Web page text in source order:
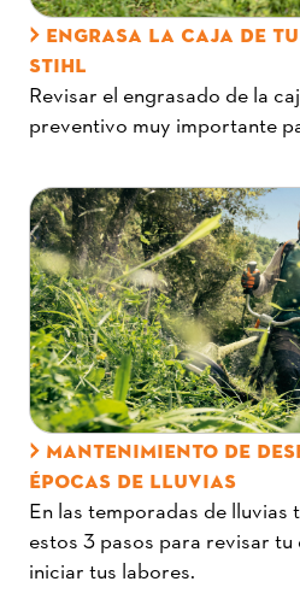
ENGRASA LA CAJA DE
STIHL
Revisar el engrasado de la
preventivo muy importante
MANTENIMIENTO DE
ÉPOCAS DE LLUVIAS
En las temporadas de lluvias
estos 3 pasos para revisar
iniciar tus labores.